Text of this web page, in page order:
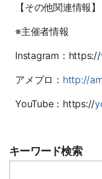
【その他関連情報】
※主催者情報
Instagram：https://
アメブロ： http://
YouTube：https://
キーワード検索